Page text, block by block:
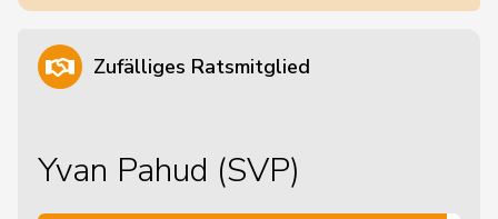
Zufälliges Ratsmitglied
Yvan Pahud (SVP)